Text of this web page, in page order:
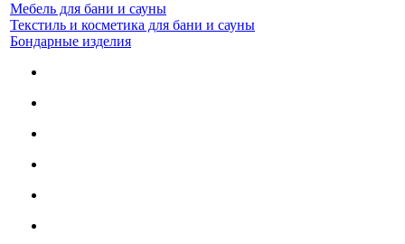
Мебель для бани и сауны
Текстиль и косметика для бани и сауны
Бондарные изделия